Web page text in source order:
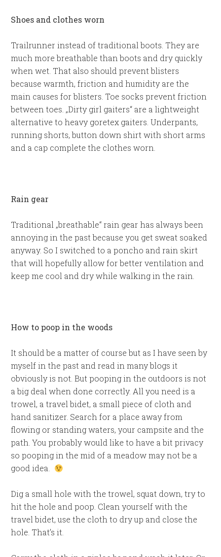
Shoes and clothes worn
Trailrunner instead of traditional boots. They are
much more breathable than boots and dry quickly
when wet. That also should prevent blisters
because warmth, friction and humidity are the
main causes for blisters. Toe socks prevent friction
between toes. „Dirty girl gaiters“ are a lightweight
alternative to heavy goretex gaiters. Underpants,
running shorts, button down shirt with short arms
and a cap complete the clothes worn.
Rain gear
Traditional „breathable“ rain gear has always been
annoying in the past because you get sweat soaked
anyway. So I switched to a poncho and rain skirt
that will hopefully allow for better ventilation and
keep me cool and dry while walking in the rain.
How to poop in the woods
It should be a matter of course but as I have seen by
myself in the past and read in many blogs it
obviously is not. But pooping in the outdoors is not
a big deal when done correctly. All you need is a
trowel, a travel bidet, a small piece of cloth and
hand sanitizer. Search for a place away from
flowing or standing waters, your campsite and the
path. You probably would like to have a bit privacy
so pooping in the mid of a meadow may not be a
good idea.
Dig a small hole with the trowel, squat down, try to
hit the hole and poop. Clean yourself with the
travel bidet, use the cloth to dry up and close the
hole. That’s it.